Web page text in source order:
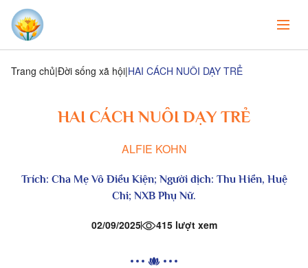
Trang chủ Đời sống xã hội HAI CÁCH NUÔI DẠY TRẺ
HAI CÁCH NUÔI DẠY TRẺ
ALFIE KOHN
Trích: Cha Mẹ Vô Điều Kiện; Người dịch: Thu Hiền, Huệ
Chi; NXB Phụ Nữ.
02/09/2025 415 lượt xem